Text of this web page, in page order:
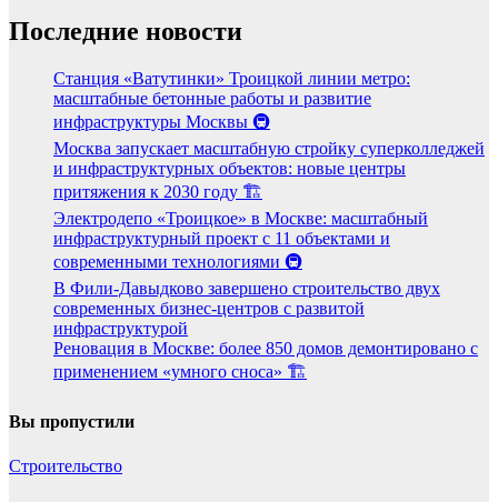
Последние новости
Станция «Ватутинки» Троицкой линии метро:
масштабные бетонные работы и развитие
инфраструктуры Москвы 🚇
Москва запускает масштабную стройку суперколледжей
и инфраструктурных объектов: новые центры
притяжения к 2030 году 🏗️
Электродепо «Троицкое» в Москве: масштабный
инфраструктурный проект с 11 объектами и
современными технологиями 🚇
В Фили-Давыдково завершено строительство двух
современных бизнес-центров с развитой
инфраструктурой
Реновация в Москве: более 850 домов демонтировано с
применением «умного сноса» 🏗️
Вы пропустили
Строительство